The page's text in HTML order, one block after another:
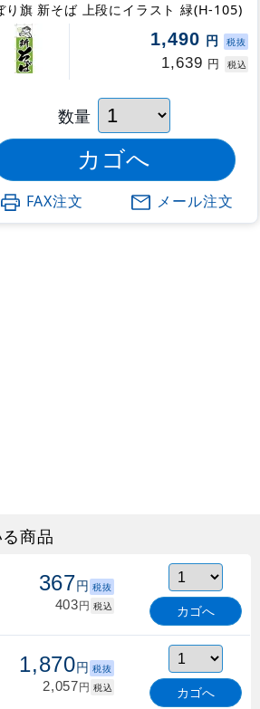
り旗 新そば 上段にイラスト 緑(H-105)
1,490 円 税抜
1,639 円 税込
数量
FAX注文 メール注文
商品
367円 税抜
403円 税込 カゴへ
1,870円 税抜
2,057円 税込 カゴへ